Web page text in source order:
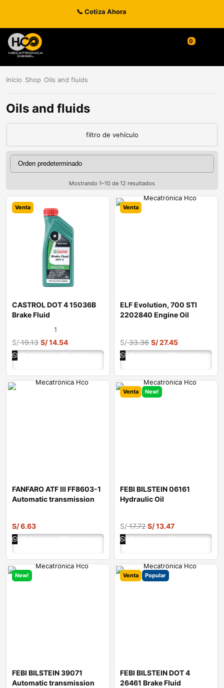
📞 Cotiza Ahora
0
Inicio Shop Oils and fluids
Oils and fluids
filtro de vehículo
Mostrando 1–10 de 12 resultados
Venta
CASTROL DOT 4 15036B
Brake Fluid
1
S/19.13 S/14.54
Ordenar por Whatsapp
Venta
ELF Evolution, 700 STI
2202840 Engine Oil
S/33.36 S/27.45
Ordenar por Whatsapp
FANFARO ATF III FF8603-1
Automatic transmission
S/6.63
Ordenar por Whatsapp
Venta New!
FEBI BILSTEIN 06161
Hydraulic Oil
S/17.72 S/13.47
Ordenar por Whatsapp
New!
FEBI BILSTEIN 39071
Automatic transmission
Venta Popular
FEBI BILSTEIN DOT 4
26461 Brake Fluid